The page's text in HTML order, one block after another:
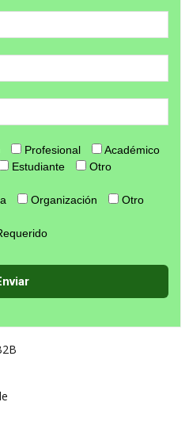
Profesional
Académico
Estudiante Otro
Organización Otro